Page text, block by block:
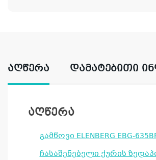
ᲐᲦᲬᲔᲠᲐ ᲓᲐᲛᲐᲢᲔᲑᲘᲗᲘ
აღწერა
გამწოვი ELENBERG EBG-
ჩასაშენებელი ქურის